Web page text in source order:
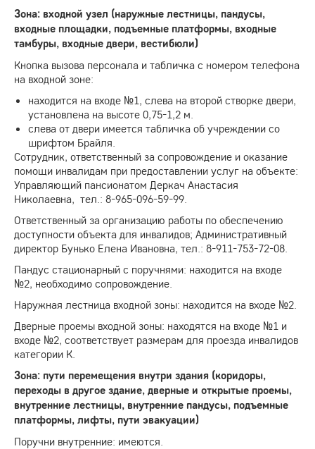
Зона: входной узел (наружные лестницы, пандусы,
входные площадки, подъемные платформы, входные
тамбуры, входные двери, вестибюли)
Кнопка вызова персонала и табличка с номером телефона
на входной зоне:
находится на входе №1, слева на второй створке двери,
установлена на высоте 0,75-1,2 м.
слева от двери имеется табличка об учреждении со
шрифтом Брайля.
Сотрудник, ответственный за сопровождение и оказание
помощи инвалидам при предоставлении услуг на объекте:
Управляющий пансионатом Деркач Анастасия
Николаевна, тел.: 8-965-096-59-99.
Ответственный за организацию работы по обеспечению
доступности объекта для инвалидов; Административный
директор Бунько Елена Ивановна, тел.: 8-911-753-72-08.
Пандус стационарный с поручнями: находится на входе
№2, необходимо сопровождение.
Наружная лестница входной зоны: находится на входе №2.
Дверные проемы входной зоны: находятся на входе №1 и
входе №2, соответствует размерам для проезда инвалидов
категории К.
Зона: пути перемещения внутри здания (коридоры,
переходы в другое здание, дверные и открытые проемы,
внутренние лестницы, внутренние пандусы, подъемные
платформы, лифты, пути эвакуации)
Поручни внутренние: имеются.